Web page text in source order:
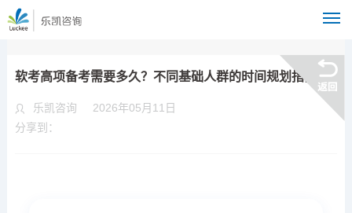
软考高项备考需要多久？不同基础人群的时间规划指南
乐凯咨询
2026年05月11日
分享到：